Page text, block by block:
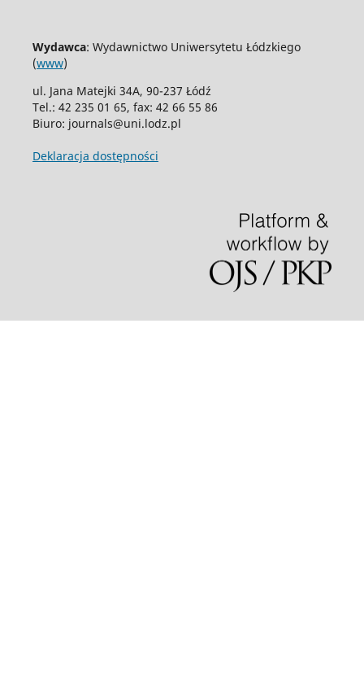
Wydawca: Wydawnictwo Uniwersytetu Łódzkiego
(www)
ul. Jana Matejki 34A, 90-237 Łódź
Tel.: 42 235 01 65, fax: 42 66 55 86
Biuro: journals@uni.lodz.pl
Deklaracja dostępności